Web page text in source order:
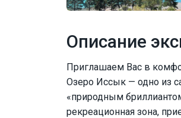
Описание
Приглашаем Вас в
Озеро Иссык — одно из
«природным
рекреационная зона,